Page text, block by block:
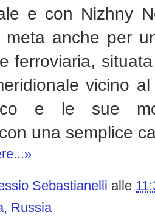
e con Nizhny
meta anche per
ferroviaria,
vicino
e le sue
una semplice
Sebastianelli alle
, Russia